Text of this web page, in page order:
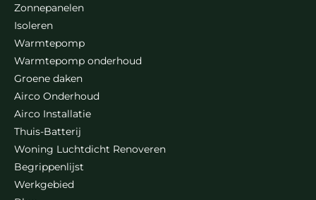
Zonnepanelen
Isoleren
Warmtepomp
Warmtepomp onderhoud
Groene daken
Airco Onderhoud
Airco Installatie
Thuis-Batterij
Woning Luchtdicht Renoveren
Begrippenlijst
Werkgebied